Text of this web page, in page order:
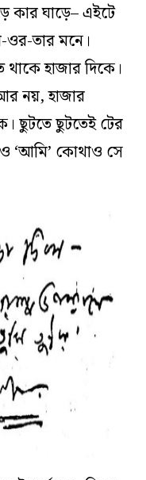
কার ঘাড়ে– এইটে
তার মনে।
হাজার দিকে।
আর নয়, হাজার
ছুটতে ছুটতেই টের
‘আমি’ কোথাও সে